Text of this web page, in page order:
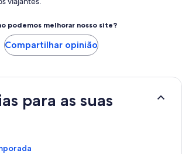
podemos melhorar nosso site?
Compartilhar opinião
para as suas